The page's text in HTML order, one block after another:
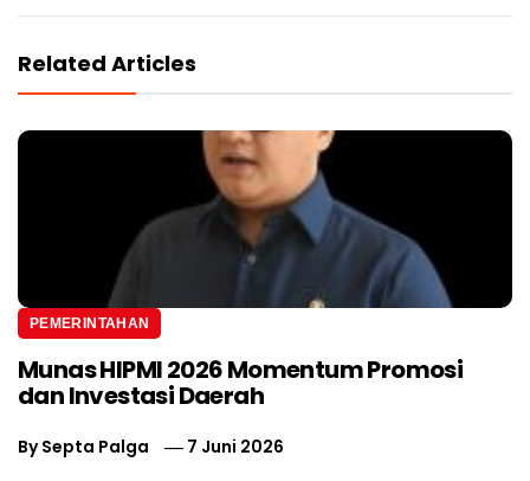
Related Articles
PEMERINTAHAN
Munas HIPMI 2026 Momentum Promosi
dan Investasi Daerah
BySepta Palga 7 Juni 2026